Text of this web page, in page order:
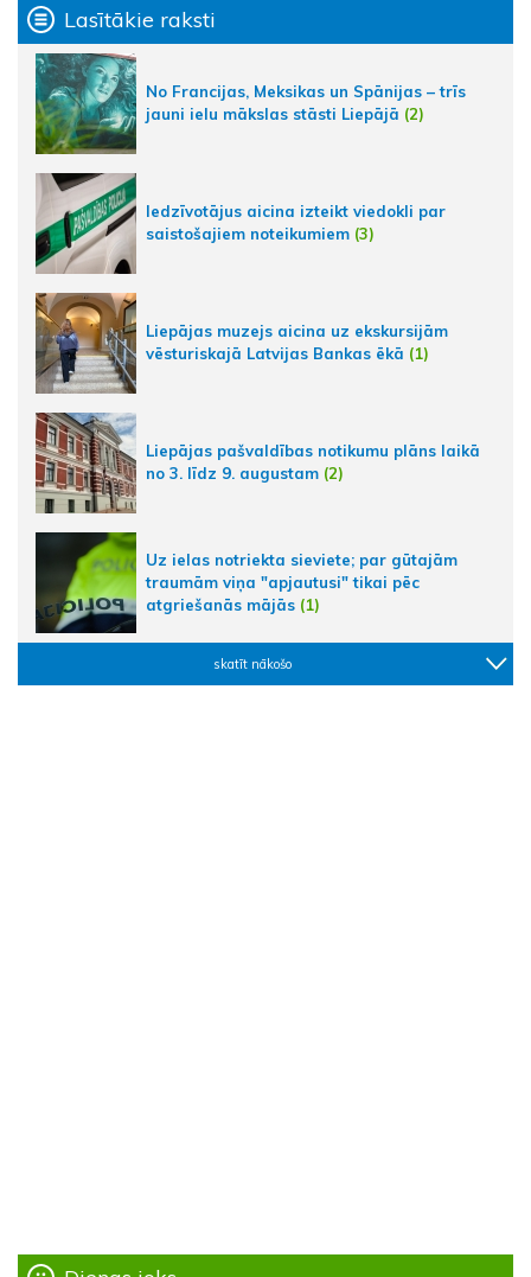
Lasītākie raksti
No Francijas, Meksikas un Spānijas – trīs
jauni ielu mākslas stāsti Liepājā (2)
Iedzīvotājus aicina izteikt viedokli par
saistošajiem noteikumiem (3)
Liepājas muzejs aicina uz ekskursijām
vēsturiskajā Latvijas Bankas ēkā (1)
Liepājas pašvaldības notikumu plāns laikā
no 3. līdz 9. augustam (2)
Uz ielas notriekta sieviete; par gūtajām
traumām viņa "apjautusi" tikai pēc
atgriešanās mājās (1)
skatīt nākošo